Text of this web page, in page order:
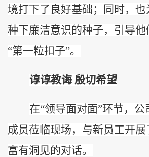
境打下了良好基础；同时，
种下廉洁意识的种子，引导
“第一粒扣子”。
谆谆教诲 殷切希望
在“领导面对面”环节，
成员莅临现场，与新员工开
富有洞见的对话。